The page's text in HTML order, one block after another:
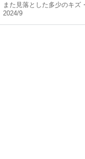
また見落とした多少のキズ
2024/9